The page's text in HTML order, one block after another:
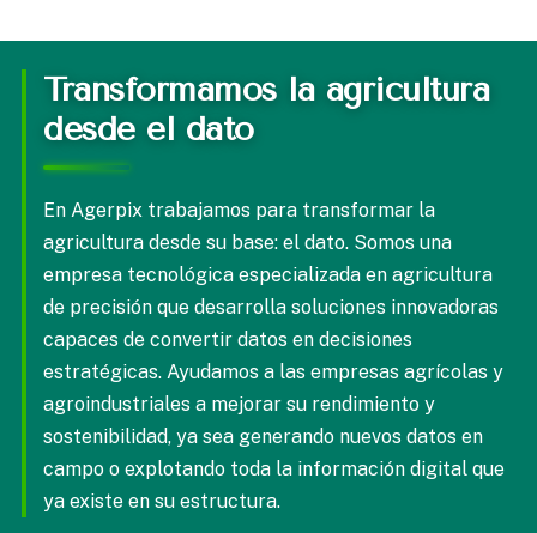
Transformamos la agricultura
desde el dato
En Agerpix trabajamos para transformar la
agricultura desde su base: el dato. Somos una
empresa tecnológica especializada en agricultura
de precisión que desarrolla soluciones innovadoras
capaces de convertir datos en decisiones
estratégicas. Ayudamos a las empresas agrícolas y
agroindustriales a mejorar su rendimiento y
sostenibilidad, ya sea generando nuevos datos en
campo o explotando toda la información digital que
ya existe en su estructura.